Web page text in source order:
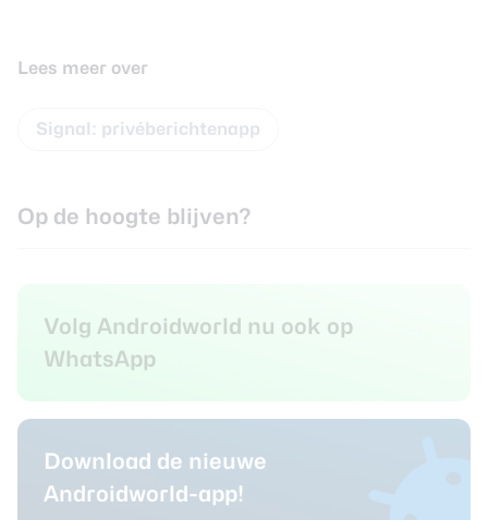
Lees meer over
Signal: privéberichtenapp
Op de hoogte blijven?
Volg Androidworld nu ook op
WhatsApp
Download de nieuwe
Androidworld-app!